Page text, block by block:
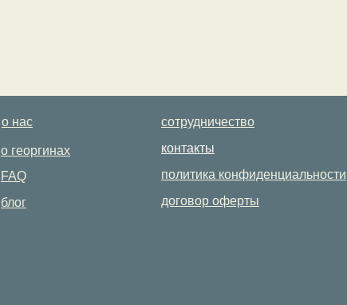
о нас
о георгинах
FAQ
блог
сотрудничество
контакты
политика конфиденциальности
договор оферты